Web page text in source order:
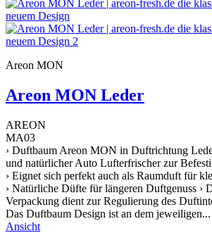
Areon MON
Areon MON Leder
AREON
MA03
› Duftbaum Areon MON in Duftrichtung
und natürlicher Auto Lufterfrischer zur
› Eignet sich perfekt auch als Raumduft für
› Natürliche Düfte für längeren Duftgenuss ›
Verpackung dient zur Regulierung des
Das Duftbaum Design ist an dem jeweiligen...
Ansicht